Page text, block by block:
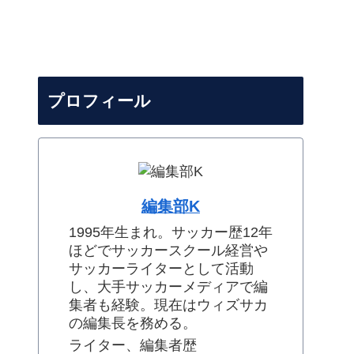
プロフィール
編集部K
1995年生まれ。サッカー歴12年
ほどでサッカースクール経営や
サッカーライターとして活動
し、大手サッカーメディアで編
集者も経験。現在はウィズサカ
の編集長を務める。
ライター、編集者歴